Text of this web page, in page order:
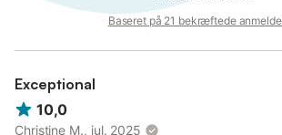
Baseret på 21 bekræftede
Exceptional
10,0
Christine M., jul. 2025